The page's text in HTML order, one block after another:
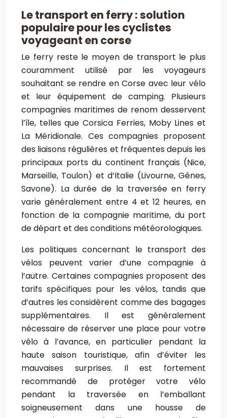
Le transport en ferry : solution
populaire pour les cyclistes
voyageant en corse
Le ferry reste le moyen de transport le plus
couramment utilisé par les voyageurs
souhaitant se rendre en Corse avec leur vélo
et leur équipement de camping. Plusieurs
compagnies maritimes de renom desservent
l’île, telles que Corsica Ferries, Moby Lines et
La Méridionale. Ces compagnies proposent
des liaisons régulières et fréquentes depuis les
principaux ports du continent français (Nice,
Marseille, Toulon) et d’Italie (Livourne, Gênes,
Savone). La durée de la traversée en ferry
varie généralement entre 4 et 12 heures, en
fonction de la compagnie maritime, du port
de départ et des conditions météorologiques.
Les politiques concernant le transport des
vélos peuvent varier d’une compagnie à
l’autre. Certaines compagnies proposent des
tarifs spécifiques pour les vélos, tandis que
d’autres les considèrent comme des bagages
supplémentaires. Il est généralement
nécessaire de réserver une place pour votre
vélo à l’avance, en particulier pendant la
haute saison touristique, afin d’éviter les
mauvaises surprises. Il est fortement
recommandé de protéger votre vélo
pendant la traversée en l’emballant
soigneusement dans une housse de